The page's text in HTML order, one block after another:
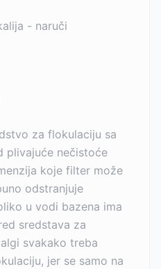
- naruči
za flokulaciju sa
plivajuće nečistoće
koje filter može
odstranjuje
u vodi bazena ima
sredstava za
svakako treba
jer se samo na